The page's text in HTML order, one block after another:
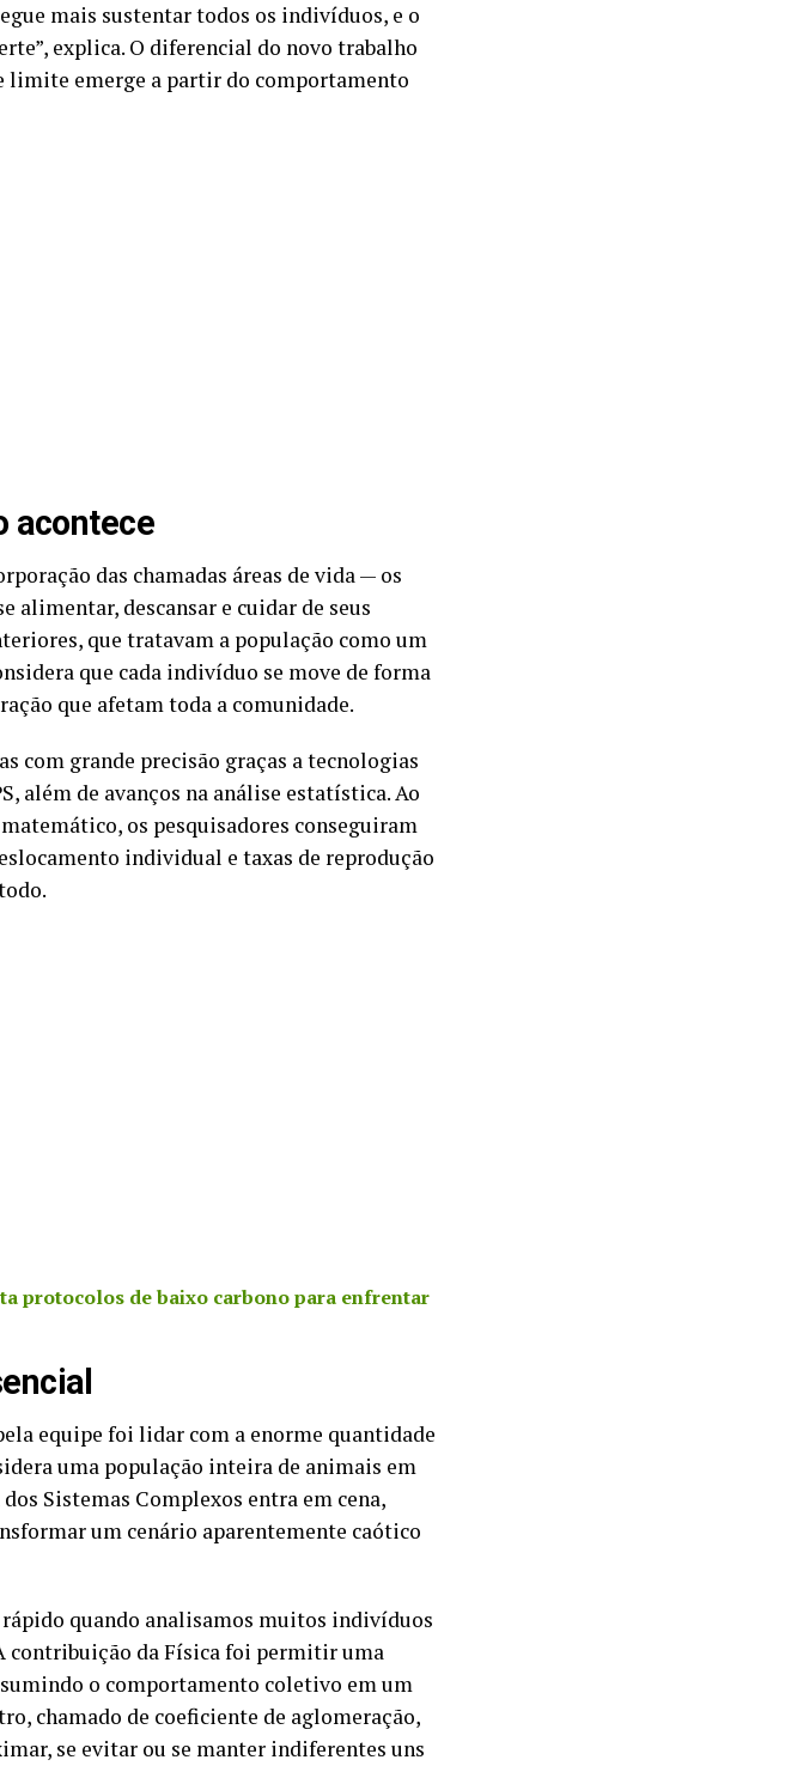
mais sustentar todos os indivíduos, e o
explica. O diferencial do novo trabalho
limite emerge a partir do comportamento
acontece
das chamadas áreas de vida — os
alimentar, descansar e cuidar de seus
que tratavam a população como um
que cada indivíduo se move de forma
que afetam toda a comunidade.
com grande precisão graças a tecnologias
além de avanços na análise estatística. Ao
os pesquisadores conseguiram
individual e taxas de reprodução
protocolos de baixo carbono para enfrentar
equipe foi lidar com a enorme quantidade
uma população inteira de animais em
Sistemas Complexos entra em cena,
um cenário aparentemente caótico
quando analisamos muitos indivíduos
contribuição da Física foi permitir uma
o comportamento coletivo em um
chamado de coeficiente de aglomeração,
se evitar ou se manter indiferentes uns